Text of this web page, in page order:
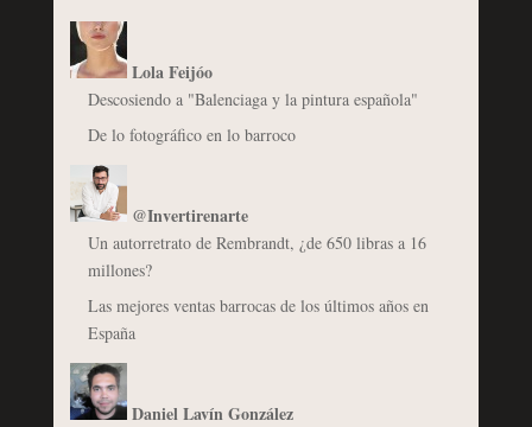
Lola Feijóo
Descosiendo a "Balenciaga y la pintura española"
De lo fotográfico en lo barroco
@Invertirenarte
Un autorretrato de Rembrandt, ¿de 650 libras a 16
millones?
Las mejores ventas barrocas de los últimos años en
España
Daniel Lavín González